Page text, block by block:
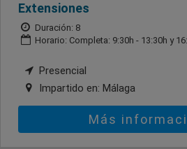
Extensiones
Duración: 8
Horario: Completa: 9:30h - 13:30h y
Presencial
Impartido en: Málaga
Más